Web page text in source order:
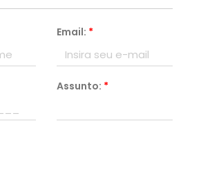
Email: *
Assunto: *